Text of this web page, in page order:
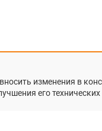
изменения в
его